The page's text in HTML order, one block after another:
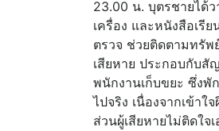
23.00 น. บุตรชายได้
เครื่อง และหนังสือเรี
ตรวจ ช่วยติดตามทรัพ
เสียหาย ประกอบกับ
พนักงานเก็บขยะ ซึ่งพั
ไปจริง เนื่องจากเข้า
ส่วนผู้เสียหายไม่ติดใ